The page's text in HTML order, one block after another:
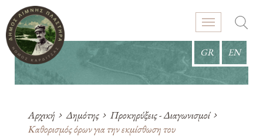
GR EN
Αρχική Δημότης
Προκηρύξεις - Διαγωνισμοί
Καθορισμός όρων για την εκμίσθωση του